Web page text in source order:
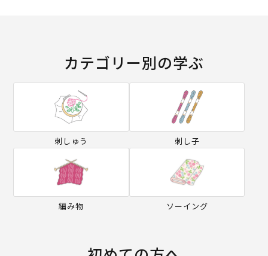
カテゴリー別の学ぶ
刺しゅう 刺し子
編み物 ソーイング